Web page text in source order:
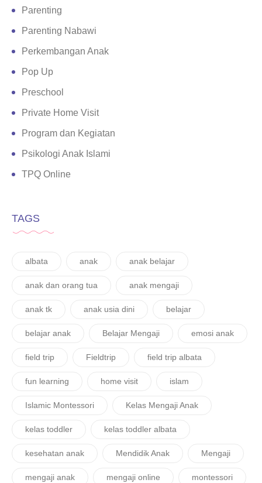
Parenting
Parenting Nabawi
Perkembangan Anak
Pop Up
Preschool
Private Home Visit
Program dan Kegiatan
Psikologi Anak Islami
TPQ Online
TAGS
albata anak anak belajar
anak dan orang tua anak mengaji
anak tk anak usia dini belajar
belajar anak Belajar Mengaji emosi anak
field trip Fieldtrip field trip albata
fun learning home visit islam
Islamic Montessori Kelas Mengaji Anak
kelas toddler kelas toddler albata
kesehatan anak Mendidik Anak Mengaji
mengaji anak mengaji online montessori